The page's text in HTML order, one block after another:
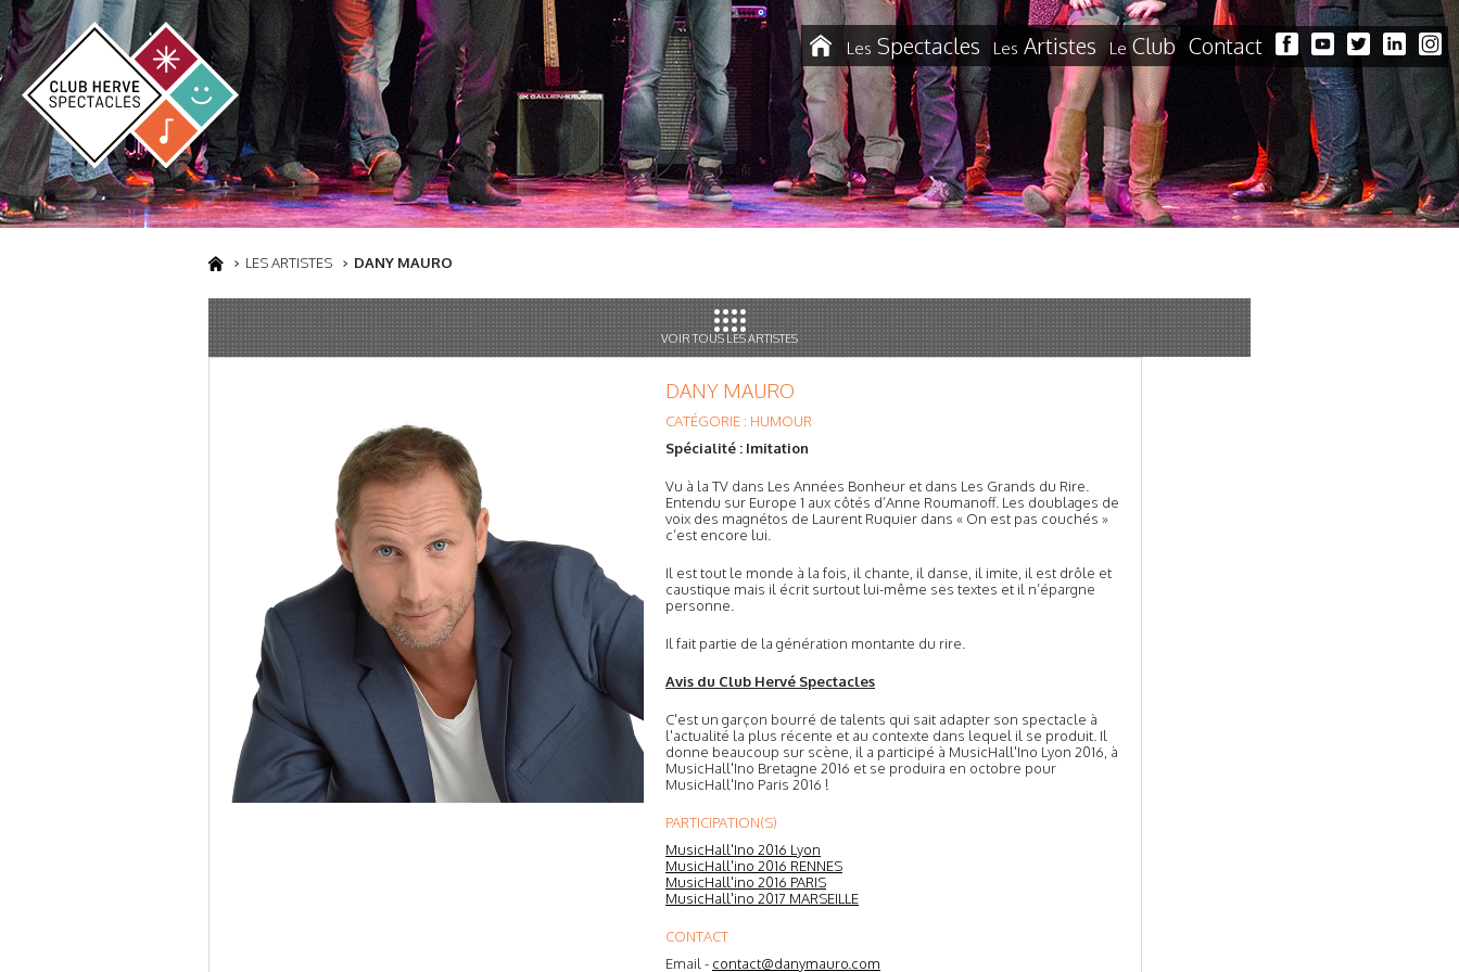
Les Spectacles Les Artistes LeClub Contact
LES ARTISTES DANY MAURO
VOIR TOUS LES ARTISTES
DANY MAURO
CATÉGORIE : HUMOUR
Spécialité : Imitation
Vu à la TV dans Les Années Bonheur et dans Les Grands du Rire.
Entendu sur Europe 1 aux côtés d’Anne Roumanoff. Les doublages de
voix des magnétos de Laurent Ruquier dans « On est pas couchés »
c’est encore lui.
Il est tout le monde à la fois, il chante, il danse, il imite, il est drôle et
caustique mais il écrit surtout lui-même ses textes et il n’épargne
personne.
Il fait partie de la génération montante du rire.
Avis du Club Hervé Spectacles
C'est un garçon bourré de talents qui sait adapter son spectacle à
l'actualité la plus récente et au contexte dans lequel il se produit. Il
donne beaucoup sur scène, il a participé à MusicHall'Ino Lyon 2016, à
MusicHall'Ino Bretagne 2016 et se produira en octobre pour
MusicHall'Ino Paris 2016 !
PARTICIPATION(S)
MusicHall'Ino 2016 Lyon
MusicHall'ino 2016 RENNES
MusicHall'ino 2016 PARIS
MusicHall'ino 2017 MARSEILLE
CONTACT
Email - contact@danymauro.com